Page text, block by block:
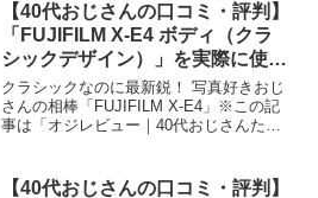
【40代おじさんの口コミ・評判】
「FUJIFILM X-E4 ボディ（クラ
シックデザイン）」を実際に使っ
てみた正直感想
クラシックなのに最新鋭！ 写真好きおじ
さんの相棒「FUJIFILM X-E4」※この記
事は「オジレビュー｜40代おじさんたち
部が紹介したいのが「FUJIFILM X-E...
【40代おじさんの口コミ・評判】